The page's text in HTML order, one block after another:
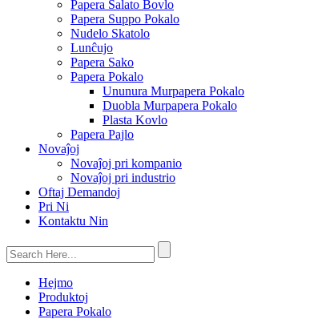
Papera Salato Bovlo
Papera Suppo Pokalo
Nudelo Skatolo
Lunĉujo
Papera Sako
Papera Pokalo
Ununura Murpapera Pokalo
Duobla Murpapera Pokalo
Plasta Kovlo
Papera Pajlo
Novaĵoj
Novaĵoj pri kompanio
Novaĵoj pri industrio
Oftaj Demandoj
Pri Ni
Kontaktu Nin
Hejmo
Produktoj
Papera Pokalo